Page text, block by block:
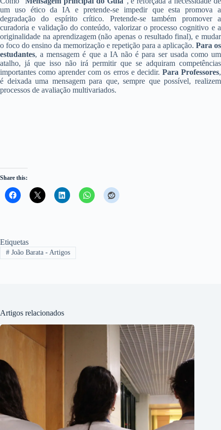
um uso ético da IA e pretende-se impedir que esta promova a
degradação do espírito crítico. Pretende-se também promover a
curadoria e validação do conteúdo, valorizar o processo cognitivo e a
originalidade na aprendizagem (não apenas o resultado final), e mudar
o foco do ensino da memorização e repetição para a aplicação. Para os
estudantes, a mensagem é que a IA não é para ser usada como um
atalho, já que isso não irá permitir que se adquiram competências
importantes como aprender com os erros e decidir. Para Professores,
é deixada uma mensagem para que, sempre que possível, realizem
processos de avaliação multivariados.
Share this:
Etiquetas
#João Barata - Artigos
Artigos relacionados